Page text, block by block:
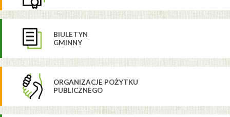
BIULETYN
GMINNY
ORGANIZACJE POŻYTKU
PUBLICZNEGO